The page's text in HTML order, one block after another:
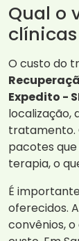
Qual o
O custo do
Expedito -
localização,
tratamento.
pacotes
terapia, o
É
oferecidos.
convênios,